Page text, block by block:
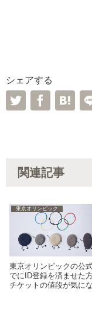
シェアする
関連記事
東京オリンピック
東京オリンピックの公
でにID登録を済ませた
チケットの値段が気に